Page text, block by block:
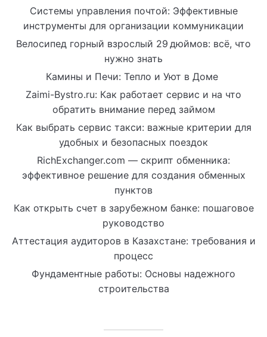
Системы управления почтой: Эффективные
инструменты для организации коммуникации
Велосипед горный взрослый 29 дюймов: всё, что
нужно знать
Камины и Печи: Тепло и Уют в Доме
Zaimi-Bystro.ru: Как работает сервис и на что
обратить внимание перед займом
Как выбрать сервис такси: важные критерии для
удобных и безопасных поездок
RichExchanger.com — скрипт обменника:
эффективное решение для создания обменных
пунктов
Как открыть счет в зарубежном банке: пошаговое
руководство
Аттестация аудиторов в Казахстане: требования и
процесс
Фундаментные работы: Основы надежного
строительства